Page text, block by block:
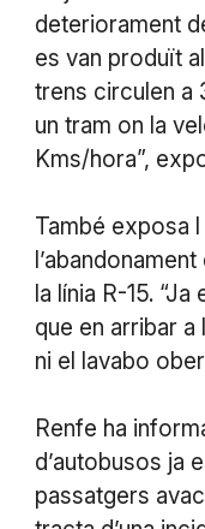
deteriorament
es van produït
trens circulen a
un tram on la
Kms/hora”,
També exposa
la línia R-15.
que en arribar a
ni el lavabo
Renfe ha
d’autobusos ja
passatgers